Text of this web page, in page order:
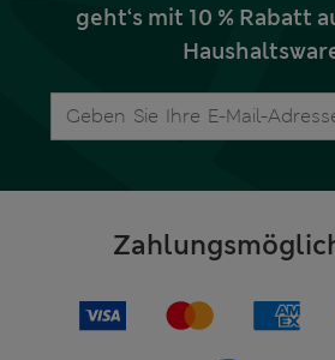
geht‘s mit 10 % Rabatt